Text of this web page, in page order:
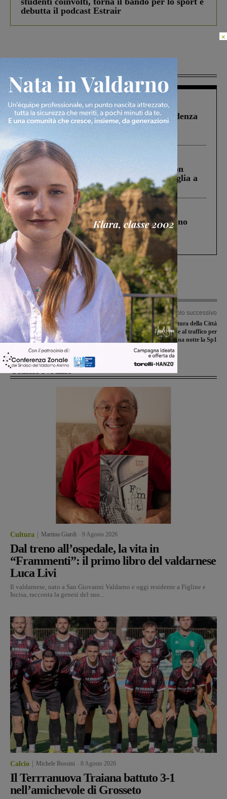
debutta il podcast Estrair
Più lette
Figline Incisa Valdarno 1 Agosto 2026
Piscina di Figline finanziata oltre la scadenza
Pnrr, il gruppo di Fratelli d’Italia: “Un
ringraziamento al Governo”
Cronaca 3 Agosto 2026
Scomparso da una struttura di Castiglion
Fiorentino l’uomo che aveva ucciso la figlia a
Levane nel 2020
Cronaca 4 Agosto 2026
Un anno fa la strage in A1 in cui morirono
Gianni, Giulia e Franco. Lo schianto, il
processo, lo stop ai sorpassi fra tir....
Articolo precedente
Relazione di fine mandato, la Lista
Civica al sindaco: “Era propaganda
elettorale, restituisca i soldi”
Articolo successivo
Lavori di asfaltatura della Città
Metropolitana: chiude al traffico per
una notte la Sp1
Ultime Notizie
Cultura Martina Giardi 9 Agosto 2026
Dal treno all’ospedale, la vita in
“Frammenti”: il primo libro del valdarnese
Luca Livi
Il valdarnese, nato a San Giovanni Valdarno e oggi residente a Figline e
Incisa, racconta la genesi del suo...
Calcio Michele Bossini 8 Agosto 2026
Il Terrranuova Traiana battuto 3-1
nell’amichevole di Grosseto
×